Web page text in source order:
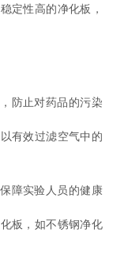
定性高的净化板，
防止对药品的污染
有效过滤空气中的
障实验人员的健康
板，如不锈钢净化